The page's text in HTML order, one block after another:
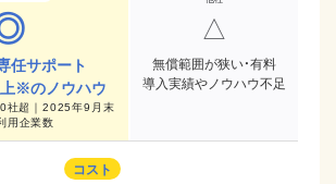
任サポート
※のノウハウ
社超｜2025年9月末
用企業数
△
無償範囲が狭い・有料
導入実績やノウハウ不足
コスト